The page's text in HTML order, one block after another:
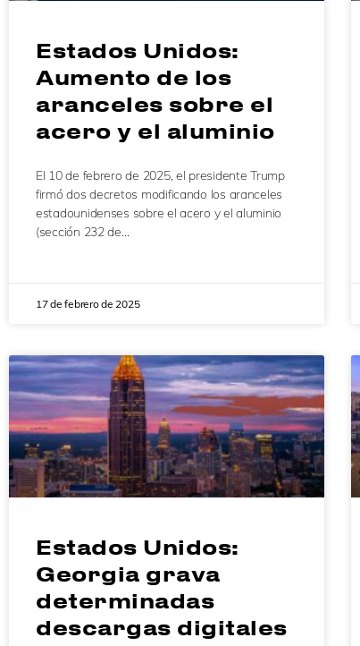
Estados Unidos:
Aumento de los
aranceles sobre el
acero y el aluminio
El 10 de febrero de 2025, el presidente Trump
firmó dos decretos modificando los aranceles
estadounidenses sobre el acero y el aluminio
(sección 232 de…
17 de febrero de 2025
Estados Unidos:
Georgia grava
determinadas
descargas digitales